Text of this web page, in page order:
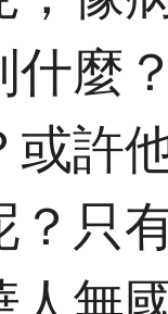
什麼
或許
？只